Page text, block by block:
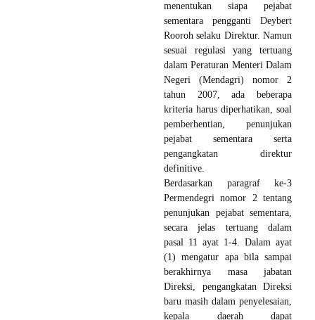
menentukan siapa pejabat
sementara pengganti Deybert
Rooroh selaku Direktur. Namun
sesuai regulasi yang tertuang
dalam Peraturan Menteri Dalam
Negeri (Mendagri) nomor 2
tahun 2007, ada beberapa
kriteria harus diperhatikan, soal
pemberhentian, penunjukan
pejabat sementara serta
pengangkatan direktur
definitive.
Berdasarkan paragraf ke-3
Permendegri nomor 2 tentang
penunjukan pejabat sementara,
secara jelas tertuang dalam
pasal 11 ayat 1-4. Dalam ayat
(1) mengatur apa bila sampai
berakhirnya masa jabatan
Direksi, pengangkatan Direksi
baru masih dalam penyelesaian,
kepala daerah dapat